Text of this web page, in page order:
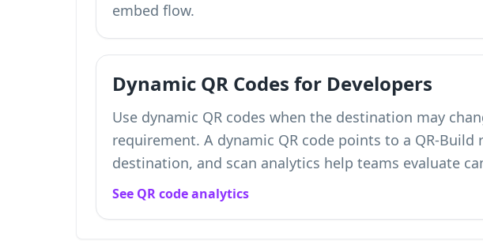
embed flow.
Dynamic QR Codes for Developers
Use dynamic QR codes when the destination may
requirement. A dynamic QR code points to a QR-
destination, and scan analytics help teams evaluate
See QR code analytics